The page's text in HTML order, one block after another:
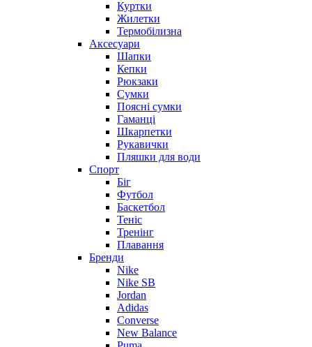
Куртки
Жилетки
Термобілизна
Аксесуари
Шапки
Кепки
Рюкзаки
Сумки
Поясні сумки
Гаманці
Шкарпетки
Рукавички
Пляшки для води
Спорт
Біг
Футбол
Баскетбол
Теніс
Тренінг
Плавання
Бренди
Nike
Nike SB
Jordan
Adidas
Converse
New Balance